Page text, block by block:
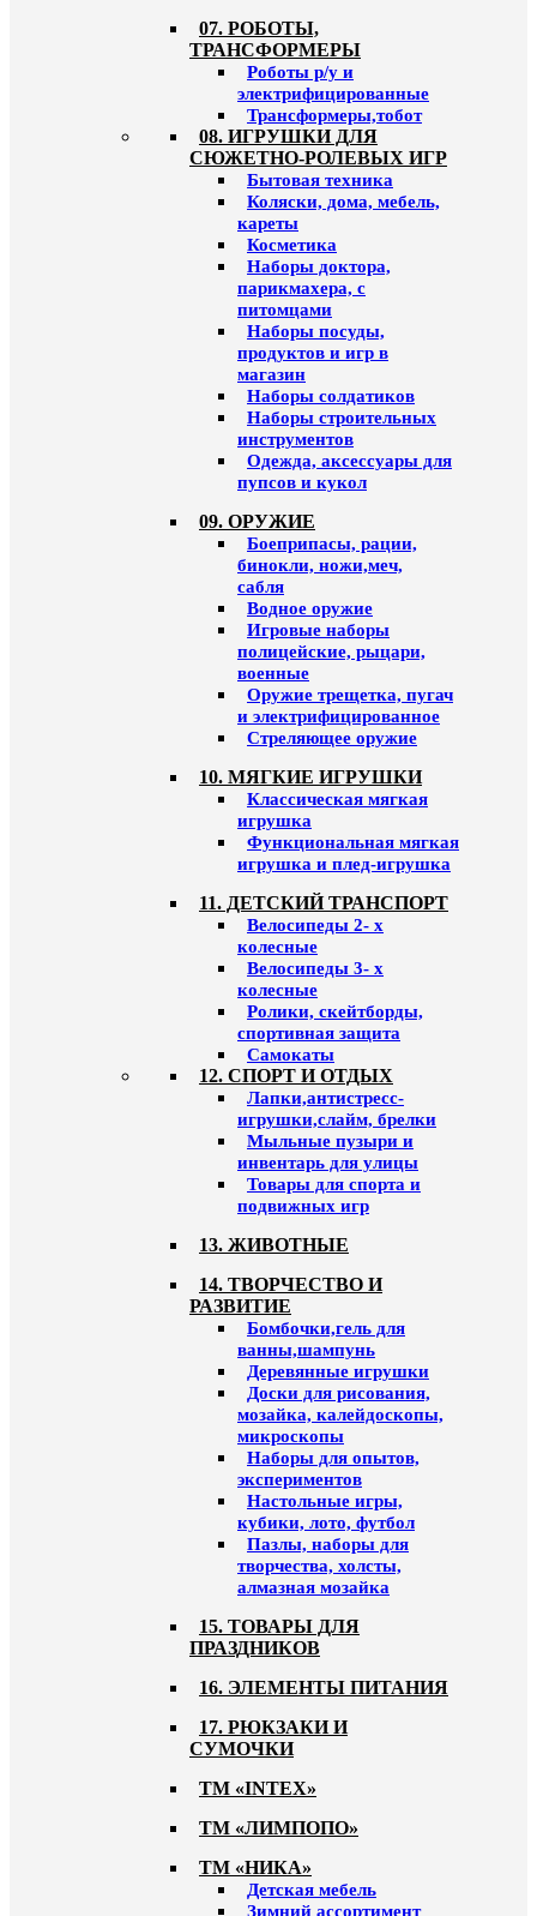
07. РОБОТЫ,
ТРАНСФОРМЕРЫ
Роботы р/у и
электрифицированные
Трансформеры,тобот
08. ИГРУШКИ ДЛЯ
СЮЖЕТНО-РОЛЕВЫХ ИГР
Бытовая техника
Коляски, дома, мебель,
кареты
Косметика
Наборы доктора,
парикмахера, с
питомцами
Наборы посуды,
продуктов и игр в
магазин
Наборы солдатиков
Наборы строительных
инструментов
Одежда, аксессуары для
пупсов и кукол
09. ОРУЖИЕ
Боеприпасы, рации,
бинокли, ножи,меч,
сабля
Водное оружие
Игровые наборы
полицейские, рыцари,
военные
Оружие трещетка, пугач
и электрифицированное
Стреляющее оружие
10. МЯГКИЕ ИГРУШКИ
Классическая мягкая
игрушка
Функциональная мягкая
игрушка и плед-игрушка
11. ДЕТСКИЙ ТРАНСПОРТ
Велосипеды 2- х
колесные
Велосипеды 3- х
колесные
Ролики, скейтборды,
спортивная защита
Самокаты
12. СПОРТ И ОТДЫХ
Лапки,антистресс-
игрушки,слайм, брелки
Мыльные пузыри и
инвентарь для улицы
Товары для спорта и
подвижных игр
13. ЖИВОТНЫЕ
14. ТВОРЧЕСТВО И
РАЗВИТИЕ
Бомбочки,гель для
ванны,шампунь
Деревянные игрушки
Доски для рисования,
мозайка, калейдоскопы,
микроскопы
Наборы для опытов,
экспериментов
Настольные игры,
кубики, лото, футбол
Пазлы, наборы для
творчества, холсты,
алмазная мозайка
15. ТОВАРЫ ДЛЯ
ПРАЗДНИКОВ
16. ЭЛЕМЕНТЫ ПИТАНИЯ
17. РЮКЗАКИ И
СУМОЧКИ
ТМ «INTEX»
ТМ «ЛИМПОПО»
ТМ «НИКА»
Детская мебель
Зимний ассортимент